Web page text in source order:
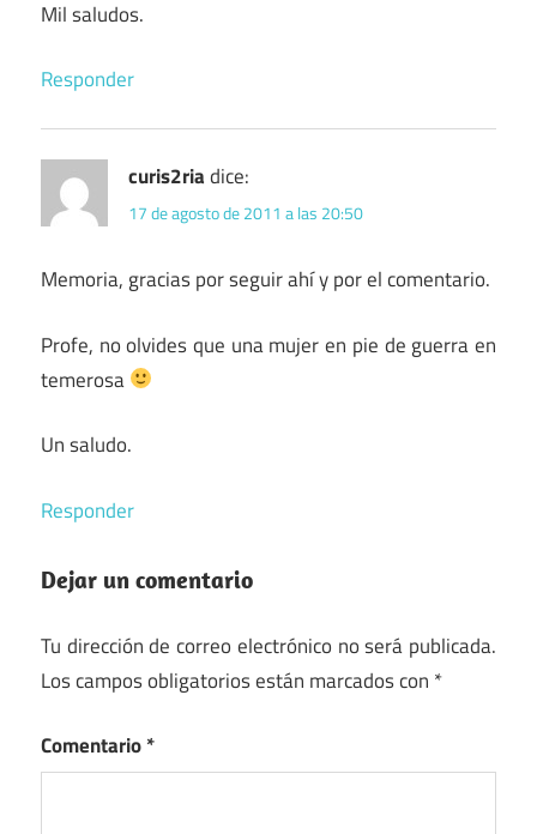
Mil saludos.
Responder
curis2riadice:
17 de agosto de 2011 a las 20:50
Memoria, gracias por seguir ahí y por el comentario.
Profe, no olvides que una mujer en pie de guerra en
temerosa
Un saludo.
Responder
Dejar un comentario
Tu dirección de correo electrónico no será publicada.
Los campos obligatorios están marcados con *
Comentario*